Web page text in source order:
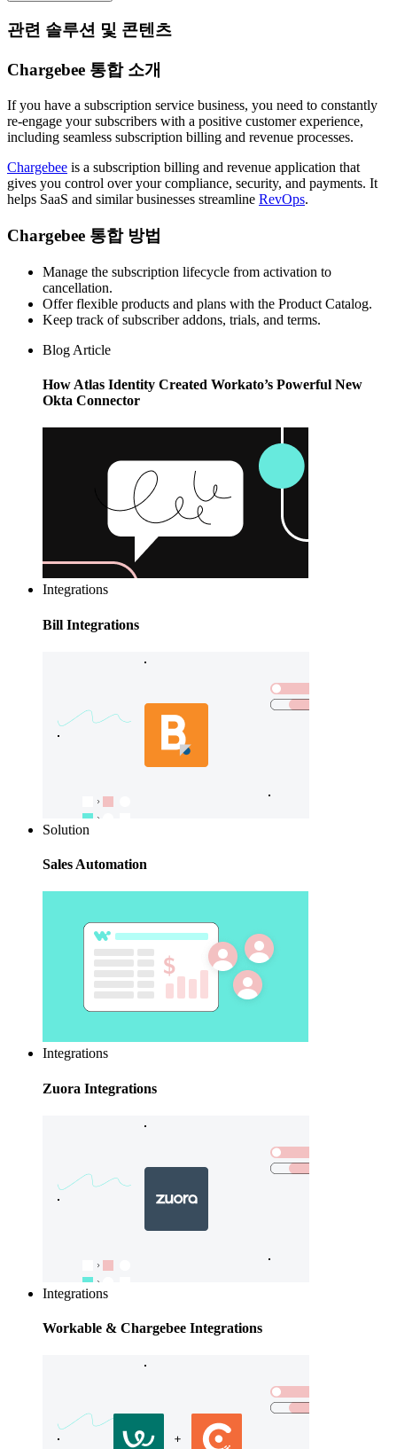
관련 솔루션 및 콘텐츠
Chargebee 통합 소개
If you have a subscription service business, you need to constantly
re-engage your subscribers with a positive customer experience,
including seamless subscription billing and revenue processes.
Chargebee is a subscription billing and revenue application that
gives you control over your compliance, security, and payments. It
helps SaaS and similar businesses streamline RevOps.
Chargebee 통합 방법
Manage the subscription lifecycle from activation to
cancellation.
Offer flexible products and plans with the Product Catalog.
Keep track of subscriber addons, trials, and terms.
Blog Article
How Atlas Identity Created Workato’s Powerful New
Okta Connector
Integrations
Bill Integrations
Solution
Sales Automation
Integrations
Zuora Integrations
Integrations
Workable & Chargebee Integrations